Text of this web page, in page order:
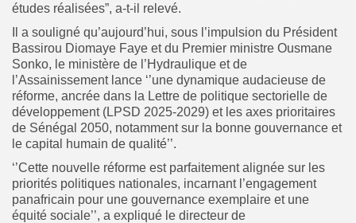
études réalisées”, a-t-il relevé.
Il a souligné qu’aujourd’hui, sous l’impulsion du Président
Bassirou Diomaye Faye et du Premier ministre Ousmane
Sonko, le ministère de l’Hydraulique et de
l’Assainissement lance ‘’une dynamique audacieuse de
réforme, ancrée dans la Lettre de politique sectorielle de
développement (LPSD 2025-2029) et les axes prioritaires
de Sénégal 2050, notamment sur la bonne gouvernance et
le capital humain de qualité’’.
‘’Cette nouvelle réforme est parfaitement alignée sur les
priorités politiques nationales, incarnant l’engagement
panafricain pour une gouvernance exemplaire et une
équité sociale’’, a expliqué le directeur de